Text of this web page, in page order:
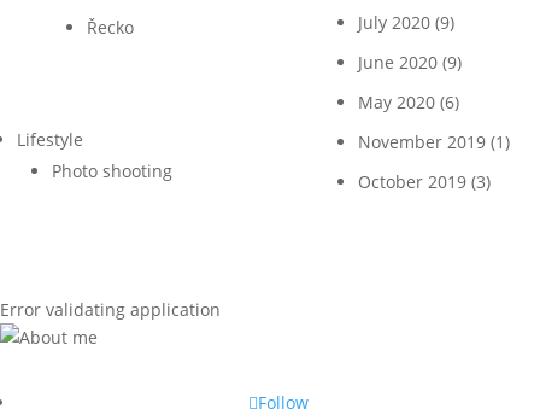
Řecko
Lifestyle
Photo shooting
July 2020 (9)
June 2020 (9)
May 2020 (6)
November 2019 (1)
October 2019 (3)
Error validating application
Follow